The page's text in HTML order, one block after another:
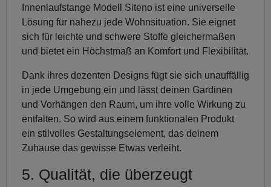
Innenlaufstange Modell Siteno ist eine universelle
Lösung für nahezu jede Wohnsituation. Sie eignet
sich für leichte und schwere Stoffe gleichermaßen
und bietet ein Höchstmaß an Komfort und Flexibilität.
Dank ihres dezenten Designs fügt sie sich unauffällig
in jede Umgebung ein und lässt deinen Gardinen
und Vorhängen den Raum, um ihre volle Wirkung zu
entfalten. So wird aus einem funktionalen Produkt
ein stilvolles Gestaltungselement, das deinem
Zuhause das gewisse Etwas verleiht.
5. Qualität, die überzeugt